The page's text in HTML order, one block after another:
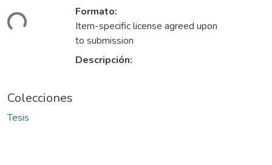
Formato:
Item-specific license agreed upon
to submission
Descripción:
Colecciones
Tesis